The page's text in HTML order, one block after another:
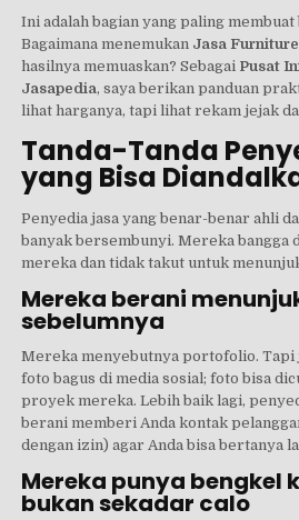
Ini adalah bagian yang paling membuat
Bagaimana menemukan Jasa
hasilnya memuaskan? Sebagai Pusat
Jasapedia, saya berikan panduan
lihat harganya, tapi lihat rekam jejak
Tanda-Tanda
yang Bisa
Penyedia jasa yang benar-benar ahli
banyak bersembunyi. Mereka bangga
mereka dan tidak takut untuk
Mereka berani
sebelumnya
Mereka menyebutnya portofolio. Tapi
foto bagus di media sosial; foto bisa
proyek mereka. Lebih baik lagi,
berani memberi Anda kontak
dengan izin) agar Anda bisa bertanya
Mereka punya bengkel
bukan sekadar calo